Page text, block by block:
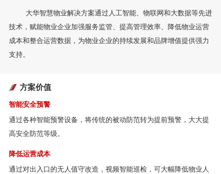
大华智慧物业解决方案通过人工智能、物联网和大数据等先进
技术，赋能物业企业加强服务监管、提高管理效率、降低物业运营
成本和整合运营数据，为物业企业的持续发展和品牌增值提供强力
支持。
方案价值
智能安全预警
通过各种智能预警设备，将传统的被动防范转为提前预警，大大提
高安全防范等级。
降低运营成本
通过对出入口的无人值守改造，视频智能巡检，可大幅降低物业人